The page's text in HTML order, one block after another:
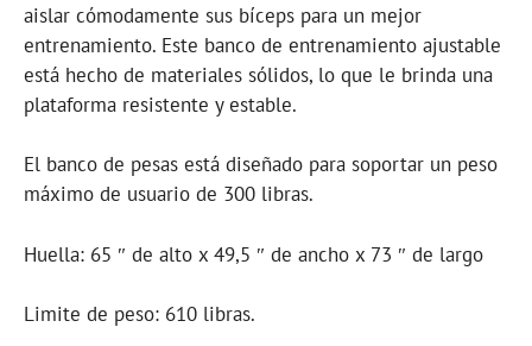
aislar cómodamente sus bíceps para un mejor
entrenamiento. Este banco de entrenamiento ajustable
está hecho de materiales sólidos, lo que le brinda una
plataforma resistente y estable.
El banco de pesas está diseñado para soportar un peso
máximo de usuario de 300 libras.
Huella: 65 ″ de alto x 49,5 ″ de ancho x 73 ″ de largo
Limite de peso: 610 libras.